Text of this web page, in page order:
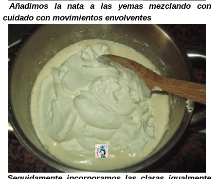
Añadimos la nata a las yemas mezclando con
cuidado con movimientos envolventes